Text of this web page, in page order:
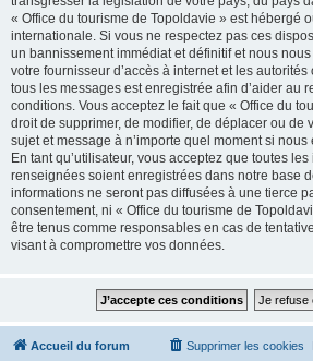
« Office du tourisme de Topoldavie » est hébergé
internationale. Si vous ne respectez pas ces
un bannissement immédiat et définitif et nous
votre fournisseur d’accès à internet et les autorités
tous les messages est enregistrée afin d’aider au
conditions. Vous acceptez le fait que « Office du
droit de supprimer, de modifier, de déplacer ou de
sujet et message à n’importe quel moment si
En tant qu’utilisateur, vous acceptez que toutes
renseignées soient enregistrées dans notre base
informations ne seront pas diffusées à une tierce
consentement, ni « Office du tourisme de
être tenus comme responsables en cas de
visant à compromettre vos données.
Accueil du forum Supprimer les cookies